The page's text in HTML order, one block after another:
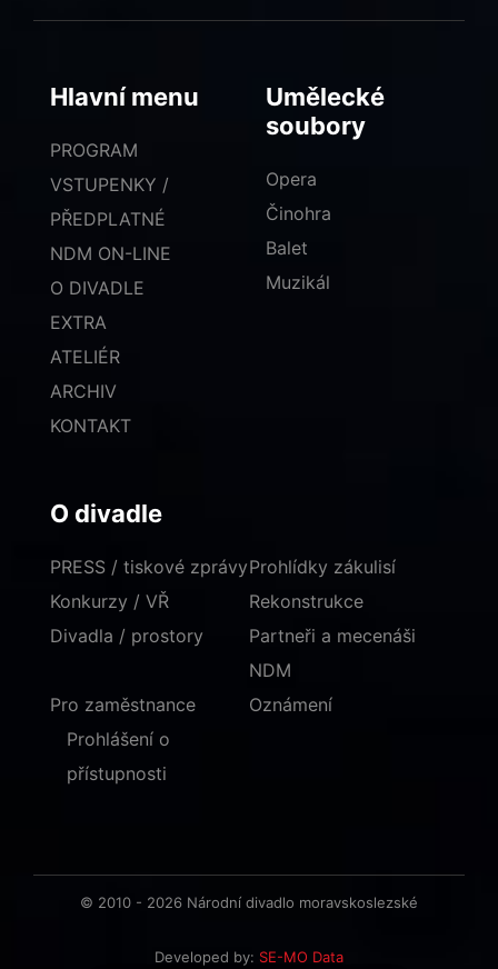
Hlavní menu
PROGRAM
VSTUPENKY /
PŘEDPLATNÉ
NDM ON-LINE
O DIVADLE
EXTRA
ATELIÉR
ARCHIV
KONTAKT
Umělecké
soubory
Opera
Činohra
Balet
Muzikál
O divadle
PRESS / tiskové zprávy
Konkurzy / VŘ
Divadla / prostory
Prohlídky zákulisí
Rekonstrukce
Partneři a mecenáši
NDM
Pro zaměstnance
Oznámení
Prohlášení o
přístupnosti
© 2010 - 2026 Národní divadlo moravskoslezské
Developed by: SE-MO Data